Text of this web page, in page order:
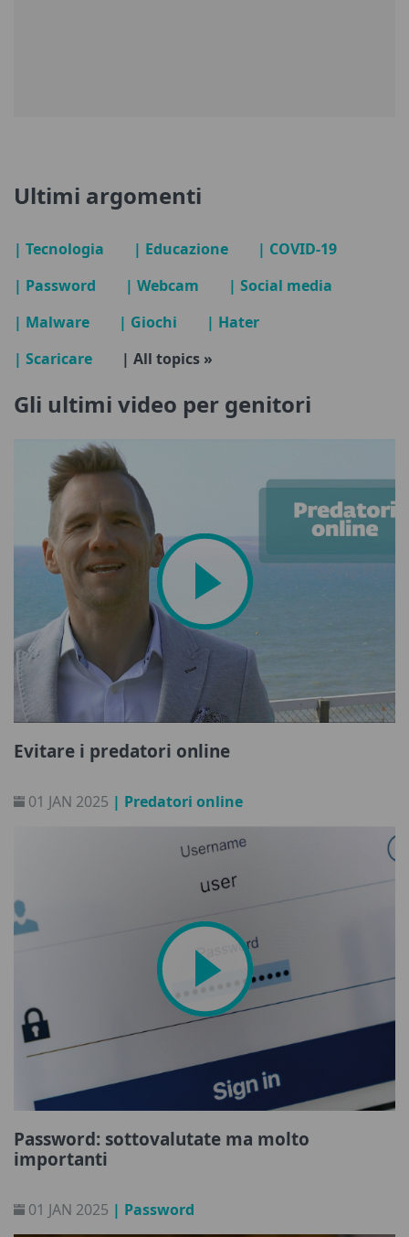
Ultimi argomenti
| Tecnologia | Educazione
| COVID-19
| Password
| Webcam
| Social media
| Malware
| Giochi
| Hater
| Scaricare
| All topics »
Gli ultimi video per genitori
Evitare i predatori online
01 JAN 2025 | Predatori online
Password: sottovalutate ma molto
importanti
01 JAN 2025 | Password